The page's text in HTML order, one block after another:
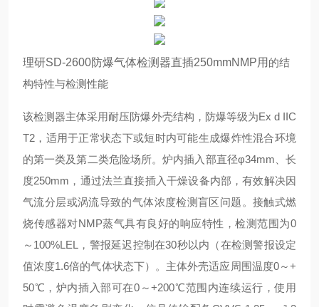
理研SD-2600防爆气体检测器直插250mmNMP用 的结
构特性与检测性能
该检测器主体采用耐压防爆外壳结构，防爆等级为Ex d IIC
T2，适用于正常状态下或短时内可能生成爆炸性混合环境
的第一类及第二类危险场所。炉内插入部直径φ34mm、长
度250mm，通过法兰直接插入干燥设备内部，有效解决因
气流分层或涡流导致的气体浓度检测盲区问题。接触式燃
烧传感器对NMP蒸气具有良好的响应特性，检测范围为0
～100%LEL，警报延迟控制在30秒以内（在检测警报设定
值浓度1.6倍的气体状态下）。主体外壳适应周围温度0～+
50℃，炉内插入部可在0～+200℃范围内连续运行，使用